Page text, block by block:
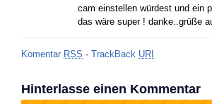
cam einstellen würdest und ein
das wäre super ! danke..grüße
Komentar RSS · TrackBack URI
Hinterlasse einen Kommentar